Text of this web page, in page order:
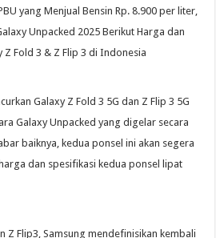
yang Menjual Bensin Rp. 8.900 per liter,
Unpacked 2025 Berikut Harga dan
Z Fold 3 & Z Flip 3 di Indonesia
Galaxy Z Fold 3 5G dan Z Flip 3 5G
Galaxy Unpacked yang digelar secara
baiknya, kedua ponsel ini akan segera
dan spesifikasi kedua ponsel lipat
Z Flip3, Samsung mendefinisikan kembali